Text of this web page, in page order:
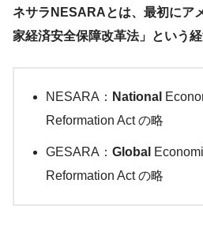
ネサラNESARAとは、最初にア
家経済安全保障改革法」という
NESARA： National
Reformation Act の略
GESARA： Global
Reformation Act の略